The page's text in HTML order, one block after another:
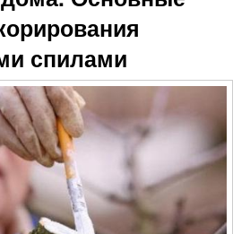
Торцевой спил
Спилы из дерева
спилами